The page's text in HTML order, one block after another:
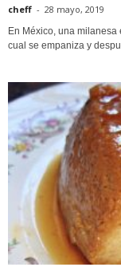
cheff - 28 mayo, 2019
En México, una
cual se empaniza y